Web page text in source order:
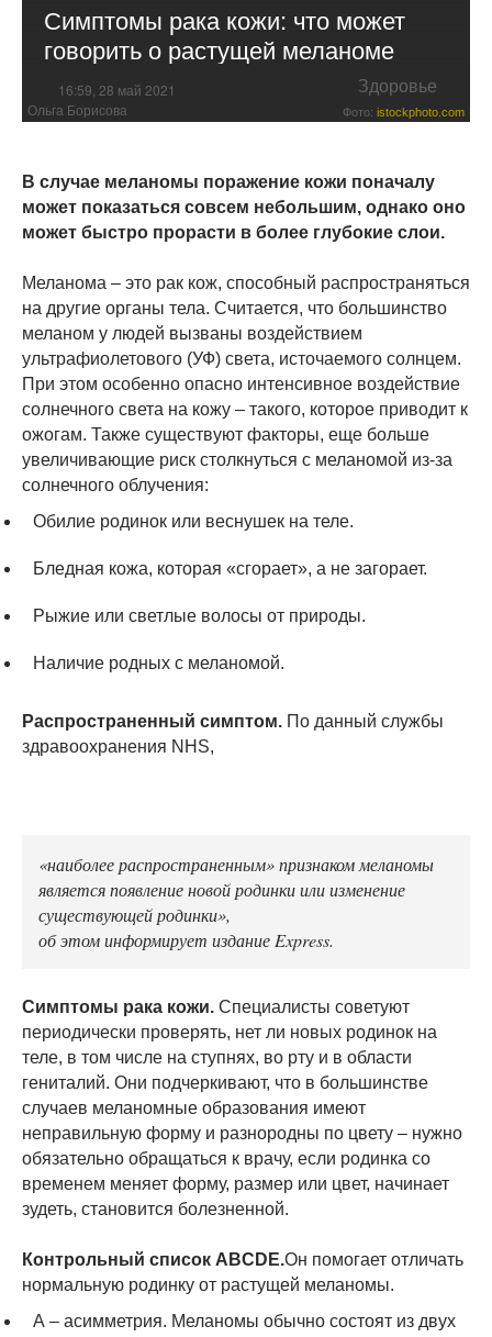
Симптомы рака кожи: что может
говорить о растущей меланоме
16:59, 28 май 2021 Здоровье
Ольга Борисова Фото: istockphoto.com
В случае меланомы поражение кожи поначалу
может показаться совсем небольшим, однако оно
может быстро прорасти в более глубокие слои.
Меланома – это рак кож, способный распространяться
на другие органы тела. Считается, что большинство
меланом у людей вызваны воздействием
ультрафиолетового (УФ) света, источаемого солнцем.
При этом особенно опасно интенсивное воздействие
солнечного света на кожу – такого, которое приводит к
ожогам. Также существуют факторы, еще больше
увеличивающие риск столкнуться с меланомой из-за
солнечного облучения:
Обилие родинок или веснушек на теле.
Бледная кожа, которая «сгорает», а не загорает.
Рыжие или светлые волосы от природы.
Наличие родных с меланомой.
Распространенный симптом. По данный службы
здравоохранения NHS,
«наиболее распространенным» признаком меланомы
является появление новой родинки или изменение
существующей родинки»,
об этом информирует издание Express.
Симптомы рака кожи. Специалисты советуют
периодически проверять, нет ли новых родинок на
теле, в том числе на ступнях, во рту и в области
гениталий. Они подчеркивают, что в большинстве
случаев меланомные образования имеют
неправильную форму и разнородны по цвету – нужно
обязательно обращаться к врачу, если родинка со
временем меняет форму, размер или цвет, начинает
зудеть, становится болезненной.
Контрольный список ABCDE.Он помогает отличать
нормальную родинку от растущей меланомы.
А – асимметрия. Меланомы обычно состоят из двух